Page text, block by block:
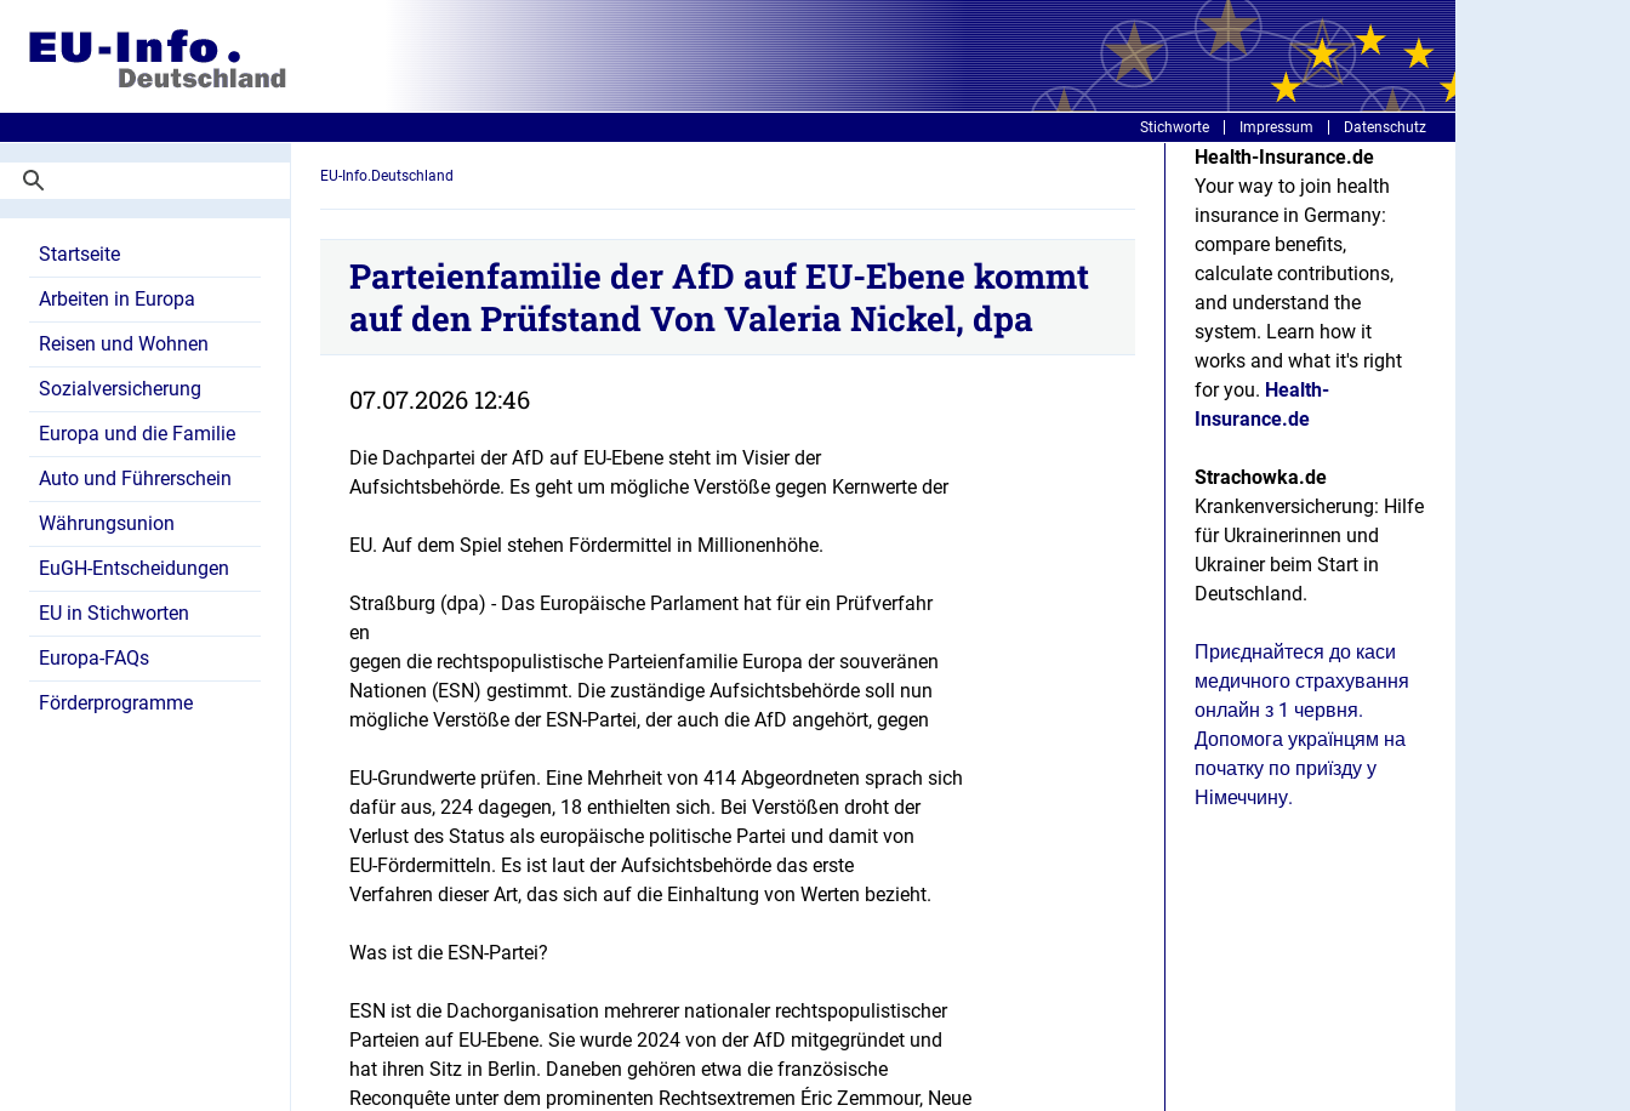
Stichworte Impressum Datenschutz
Startseite
Arbeiten in Europa
Reisen und Wohnen
Sozialversicherung
Europa und die Familie
Auto und Führerschein
Währungsunion
EuGH-Entscheidungen
EU in Stichworten
Europa-FAQs
Förderprogramme
EU-Info.Deutschland
Parteienfamilie der AfD auf EU-Ebene kommt
auf den Prüfstand Von Valeria Nickel, dpa
07.07.2026 12:46
Die Dachpartei der AfD auf EU-Ebene steht im Visier der
Aufsichtsbehörde. Es geht um mögliche Verstöße gegen Kernwerte der
EU. Auf dem Spiel stehen Fördermittel in Millionenhöhe.
Straßburg (dpa) - Das Europäische Parlament hat für ein Prüfverfahr
en
gegen die rechtspopulistische Parteienfamilie Europa der souveränen
Nationen (ESN) gestimmt. Die zuständige Aufsichtsbehörde soll nun
mögliche Verstöße der ESN-Partei, der auch die AfD angehört, gegen
EU-Grundwerte prüfen. Eine Mehrheit von 414 Abgeordneten sprach sich
dafür aus, 224 dagegen, 18 enthielten sich. Bei Verstößen droht der
Verlust des Status als europäische politische Partei und damit von
EU-Fördermitteln. Es ist laut der Aufsichtsbehörde das erste
Verfahren dieser Art, das sich auf die Einhaltung von Werten bezieht.
Was ist die ESN-Partei?
ESN ist die Dachorganisation mehrerer nationaler rechtspopulistischer
Parteien auf EU-Ebene. Sie wurde 2024 von der AfD mitgegründet und
hat ihren Sitz in Berlin. Daneben gehören etwa die französische
Reconquête unter dem prominenten Rechtsextremen Éric Zemmour, Neue
Health-Insurance.de
Your way to join health
insurance in Germany:
compare benefits,
calculate contributions,
and understand the
system. Learn how it
works and what it's right
for you. Health-
Insurance.de
Strachowka.de
Krankenversicherung: Hilfe
für Ukrainerinnen und
Ukrainer beim Start in
Deutschland.
Приєднайтеся до каси
медичного страхування
онлайн з 1 червня.
Допомога українцям на
початку по приїзду у
Німеччину.